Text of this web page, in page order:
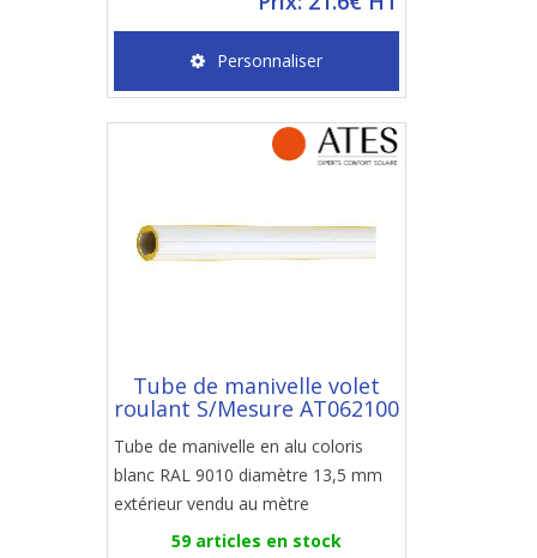
Personnaliser
Tube de manivelle volet
roulant S/Mesure AT062100
Tube de manivelle en alu coloris
blanc RAL 9010 diamètre 13,5 mm
extérieur vendu au mètre
59 articles en stock